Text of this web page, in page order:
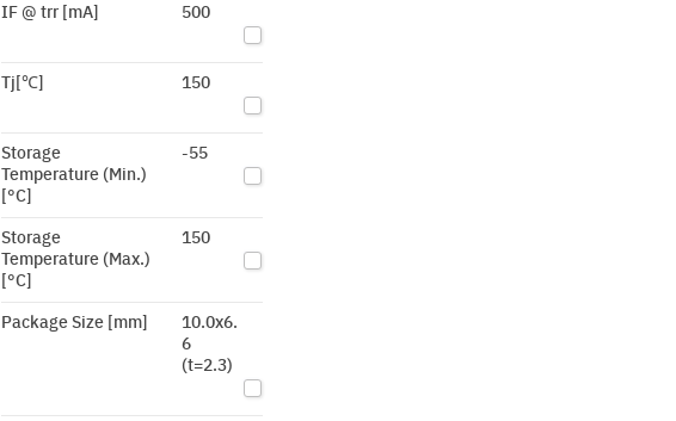
IF @ trr [mA] 500
Tj[℃] 150
Storage
Temperature (Min.)
[°C]
-55
Storage
Temperature (Max.)
[°C]
150
Package Size [mm]
10.0x6.
6
(t=2.3)